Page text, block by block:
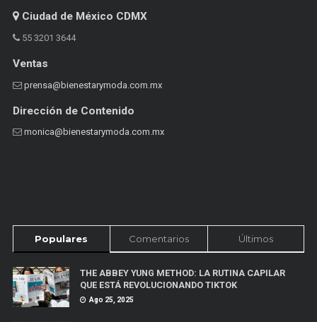
Ciudad de México CDMX
55 3201 3644
Ventas
prensa@bienestarymoda.com.mx
Dirección de Contenido
monica@bienestarymoda.com.mx
Populares Comentarios Últimos
THE ABBEY YUNG METHOD: LA RUTINA CAPILAR
QUE ESTÁ REVOLUCIONANDO TIKTOK
Ago 25, 2025